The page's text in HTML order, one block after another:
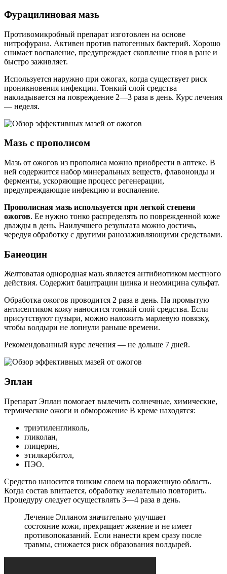
Фурацилиновая мазь
Противомикробный препарат изготовлен на основе
нитрофурана. Активен против патогенных бактерий. Хорошо
снимает воспаление, предупреждает скопление гноя в ране и
быстро заживляет.
Используется наружно при ожогах, когда существует риск
проникновения инфекции. Тонкий слой средства
накладывается на повреждение 2—3 раза в день. Курс лечения
— неделя.
Мазь с прополисом
Мазь от ожогов из прополиса можно приобрести в аптеке. В
ней содержится набор минеральных веществ, флавоноиды и
ферменты, ускоряющие процесс регенерации,
предупреждающие инфекцию и воспаление.
Прополисная мазь используется при легкой степени
ожогов. Ее нужно тонко распределять по поврежденной коже
дважды в день. Наилучшего результата можно достичь,
чередуя обработку с другими ранозаживляющими средствами.
Банеоцин
Желтоватая однородная мазь является антибиотиком местного
действия. Содержит бацитрацин цинка и неомицина сульфат.
Обработка ожогов проводится 2 раза в день. На промытую
антисептиком кожу наносится тонкий слой средства. Если
присутствуют пузыри, можно наложить марлевую повязку,
чтобы волдыри не лопнули раньше времени.
Рекомендованный курс лечения — не дольше 7 дней.
Эплан
Препарат Эплан помогает вылечить солнечные, химические,
термические ожоги и обморожение В креме находятся:
триэтиленгликоль,
гликолан,
глицерин,
этилкарбитол,
ПЭО.
Средство наносится тонким слоем на пораженную область.
Когда состав впитается, обработку желательно повторить.
Процедуру следует осуществлять 3—4 раза в день.
Лечение Эпланом значительно улучшает
состояние кожи, прекращает жжение и не имеет
противопоказаний. Если нанести крем сразу после
травмы, снижается риск образования волдырей.